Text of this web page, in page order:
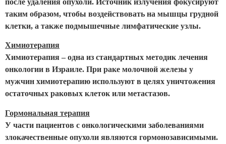
после удаления опухоли. Источник излучения фокусируют
таким образом, чтобы воздействовать на мышцы грудной
клетки, а также подмышечные лимфатические узлы.
Химиотерапия
Химиотерапия – одна из стандартных методик лечения
онкологии в Израиле. При раке молочной железы у
мужчин химиотерапию используют в целях уничтожения
остаточных раковых клеток или метастазов.
Гормональная терапия
У части пациентов с онкологическими заболеваниями
злокачественные опухоли являются гормонозависимыми.